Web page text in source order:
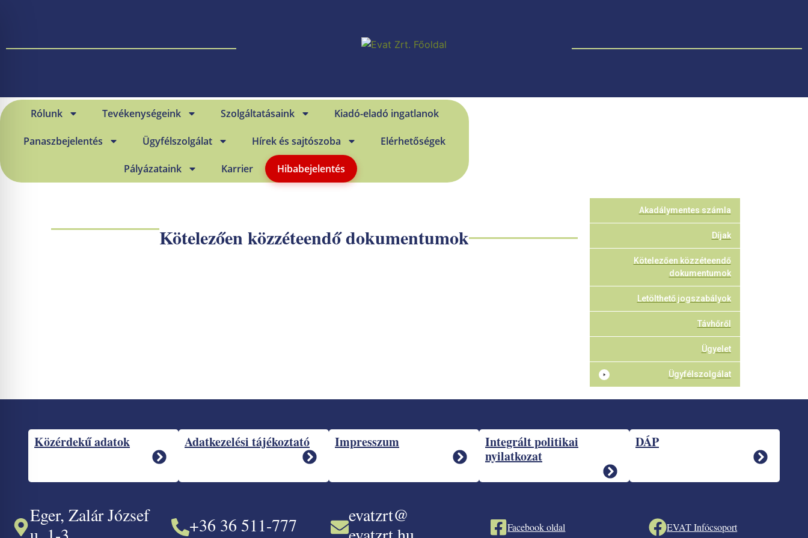
Rólunk Tevékenységeink Szolgáltatásaink Kiadó-eladó ingatlanok
Panaszbejelentés Ügyfélszolgálat Hírek és sajtószoba Elérhetőségek
Pályázataink Karrier Hibabejelentés
Kötelezően közzéteendő dokumentumok
Akadálymentes számla
Díjak
Kötelezően közzéteendő
dokumentumok
Letölthető jogszabályok
Távhőről
Ügyelet
Ügyfélszolgálat
Közérdekű adatok Adatkezelési tájékoztató Impresszum
Integrált politikai
nyilatkozat
DÁP
Eger, Zalár József
+36 36 511-777
evatzrt@
Facebook oldal EVAT Infócsoport